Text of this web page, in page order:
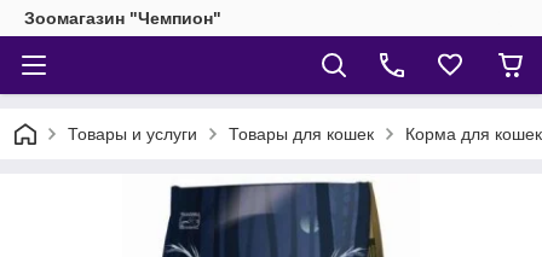
Зоомагазин "Чемпион"
Товары и услуги Товары для кошек Корма для кошек